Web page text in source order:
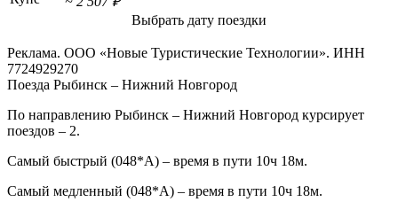
Выбрать дату поездки
Реклама. ООО «Новые Туристические Технологии». ИНН
7724929270
Поезда Рыбинск – Нижний Новгород
По направлению Рыбинск – Нижний Новгород курсирует
поездов – 2.
Самый быстрый (048*А) – время в пути 10ч 18м.
Самый медленный (048*А) – время в пути 10ч 18м.